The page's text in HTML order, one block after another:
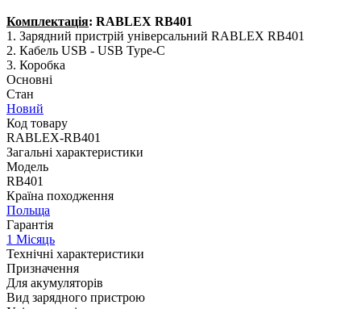
Комплектація: RABLEX RB401
1. Зарядний пристрій універсальний RABLEX RB401
2. Кабель USB - USB Type-C
3. Коробка
Основні
Стан
Новий
Код товару
RABLEX-RB401
Загальні характеристики
Модель
RB401
Країна походження
Польща
Гарантія
1 Місяць
Технічні характеристики
Призначення
Для акумуляторів
Вид зарядного пристрою